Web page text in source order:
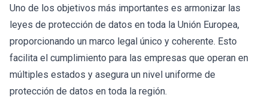
Uno de los objetivos más importantes es armonizar las
leyes de protección de datos en toda la Unión Europea,
proporcionando un marco legal único y coherente. Esto
facilita el cumplimiento para las empresas que operan en
múltiples estados y asegura un nivel uniforme de
protección de datos en toda la región.